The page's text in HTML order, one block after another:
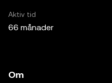
Aktiv tid
66 månader
Om